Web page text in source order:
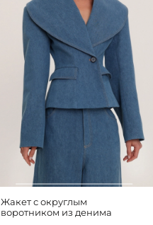
Жакет с округлым
воротником из денима